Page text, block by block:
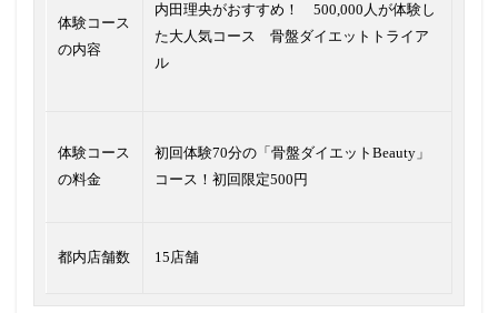
体験コース
の内容
内田理央がおすすめ！ 500,000人が体験し
た大人気コース 骨盤ダイエットトライア
ル
体験コース
の料金
初回体験70分の「骨盤ダイエットBeauty」
コース！初回限定500円
都内店舗数 15店舗